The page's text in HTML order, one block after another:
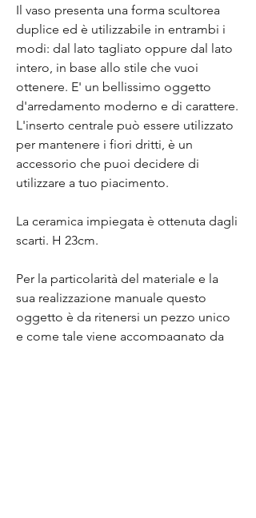
Il vaso presenta una forma scultorea
duplice ed è utilizzabile in entrambi i
modi: dal lato tagliato oppure dal lato
intero, in base allo stile che vuoi
ottenere. E' un bellissimo oggetto
d'arredamento moderno e di carattere.
L'inserto centrale può essere utilizzato
per mantenere i fiori dritti, è un
accessorio che puoi decidere di
utilizzare a tuo piacimento.
La ceramica impiegata è ottenuta dagli
scarti. H 23cm.
Per la particolarità del materiale e la
sua realizzazione manuale questo
oggetto è da ritenersi un pezzo unico
e come tale viene accompagnato da